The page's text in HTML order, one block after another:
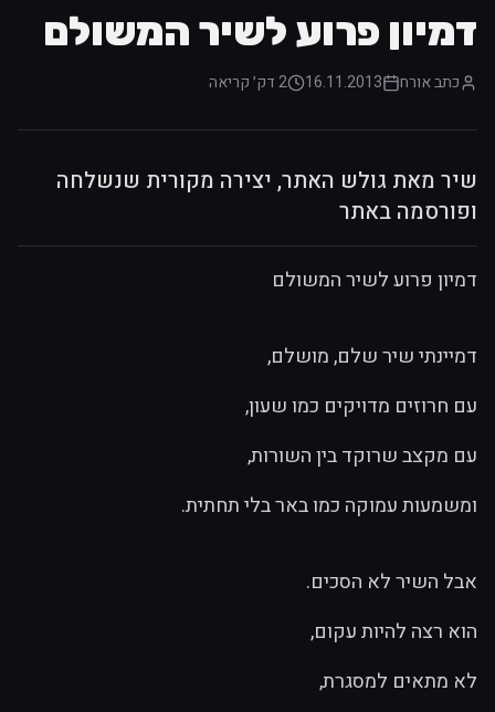
דמיון פרוע לשיר המשולם
כתב אורח 16.11.2013 2 דק׳ קריאה
שיר מאת גולש האתר, יצירה מקורית שנשלחה
ופורסמה באתר
דמיון פרוע לשיר המשולם
דמיינתי שיר שלם, מושלם,
עם חרוזים מדויקים כמו שעון,
עם מקצב שרוקד בין השורות,
ומשמעות עמוקה כמו באר בלי תחתית.
אבל השיר לא הסכים.
הוא רצה להיות עקום,
לא מתאים למסגרת,